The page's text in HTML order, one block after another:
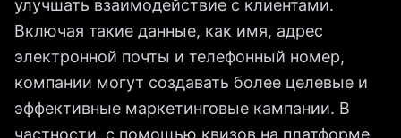
улучшать взаимодействие с клиентами.
Включая такие данные, как имя, адрес
электронной почты и телефонный номер,
компании могут создавать более целевые и
эффективные маркетинговые кампании. В
частности, с помощью квизов на платформе